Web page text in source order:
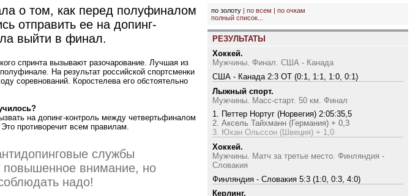
о том, как перед полуфиналом
отправить ее на допинг-
выйти в финал.
спринта вызывают разочарование. Лучшая из
На результат российской спортсменки
соревнований. Коростелева его обстоятельно
на допинг-контроль между четвертьфиналом
противоречит всем правилам.
службы
повышенное внимание, но
надо!
по золоту |по всем |по очкам
полный список...
РЕЗУЛЬТАТЫ
Хоккей.
Мужчины. Финал. США - Канада
США - Канада 2:3 ОТ (0:1, 1:1, 1:0, 0:1)
Лыжный спорт.
Мужчины. Масс-старт. 50 км. Финал
1. Петтер Нортуг (Норвегия) 2:05:35,5
2. Аксель Тайхманн (Германия) + 0,3
3. Юхан Ольссон (Швеция) + 1,0
Хоккей.
Мужчины. Матч за третье место. Финляндия -
Словакия
Финляндия - Словакия 5:3 (1:0, 0:3, 4:0)
Керлинг.